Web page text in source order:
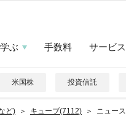
ぶ 手数料 サービス
米国株 投資信託
ど) キューブ(7112) ニュース